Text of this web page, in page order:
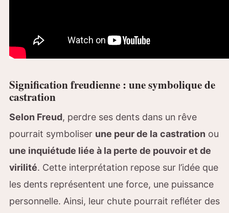
Signification freudienne : une symbolique de
castration
Selon Freud, perdre ses dents dans un rêve
pourrait symboliser une peur de la castration ou
une inquiétude liée à la perte de pouvoir et de
virilité. Cette interprétation repose sur l’idée que
les dents représentent une force, une puissance
personnelle. Ainsi, leur chute pourrait refléter des